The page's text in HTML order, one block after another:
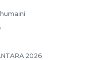
2026